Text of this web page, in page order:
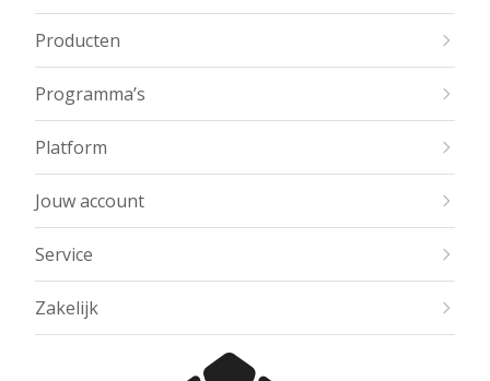
Producten
Programma’s
Platform
Jouw account
Service
Zakelijk